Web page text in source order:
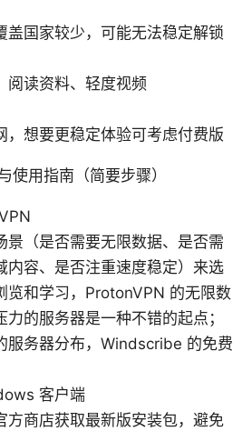
盖国家较少，可能无法稳定解锁
阅读资料、轻度视频
，想要更稳定体验可考虑付费版
用指南（简要步骤）
景（是否需要无限数据、是否需
内容、是否注重速度稳定）来选
览和学习，ProtonVPN 的无限数
的服务器是一种不错的起点；
服务器分布，Windscribe 的免费
客户端
方商店获取最新版安装包，避免